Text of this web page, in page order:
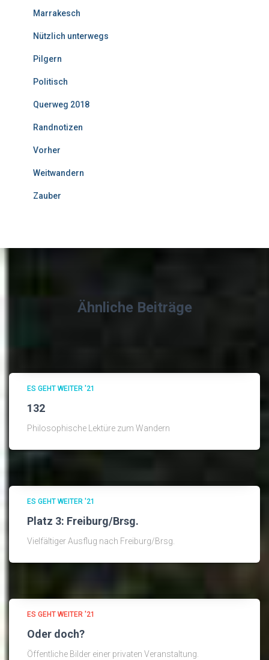
Marrakesch
Nützlich unterwegs
Pilgern
Politisch
Querweg 2018
Randnotizen
Vorher
Weitwandern
Zauber
Ähnliche Beiträge
ES GEHT WEITER '21
132
Philosophische Lektüre zum Wandern
ES GEHT WEITER '21
Platz 3: Freiburg/Brsg.
Vielfältiger Ausflug nach Freiburg/Brsg.
ES GEHT WEITER '21
Oder doch?
Öffentliche Bilder einer privaten Veranstaltung.